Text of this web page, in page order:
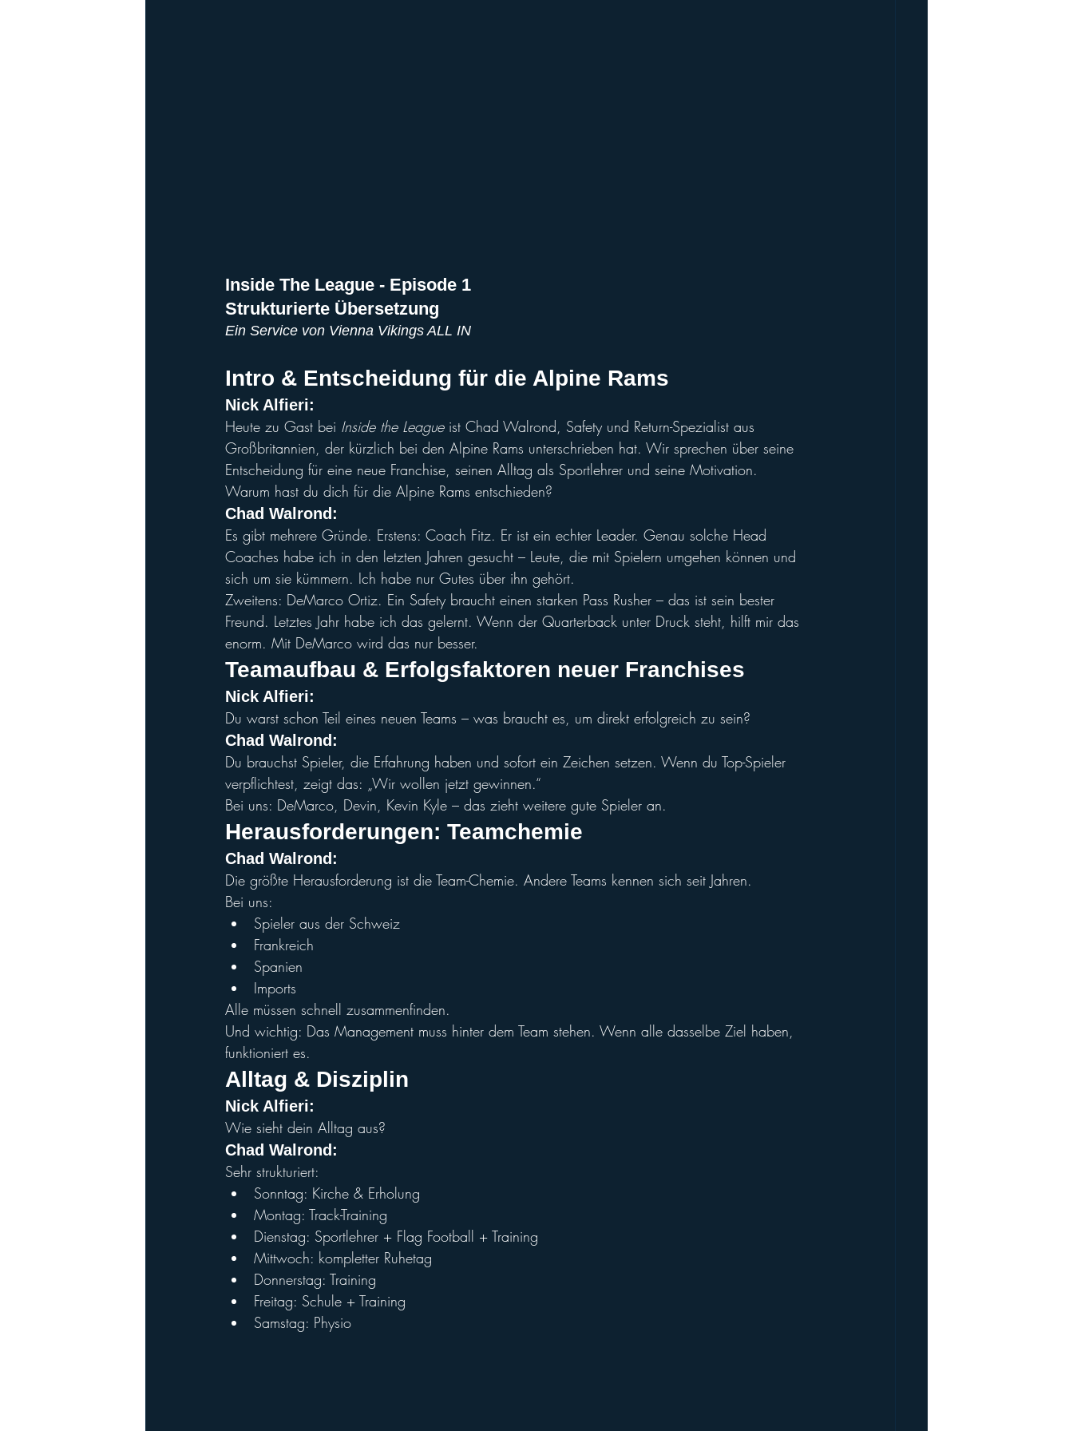
Inside The League - Episode 1
Strukturierte Übersetzung
Ein Service von Vienna Vikings ALL IN
Intro & Entscheidung für die Alpine Rams
Nick Alfieri:
Heute zu Gast bei Inside the League ist Chad Walrond, Safety und Return-Spezialist aus
Großbritannien, der kürzlich bei den Alpine Rams unterschrieben hat. Wir sprechen über seine
Entscheidung für eine neue Franchise, seinen Alltag als Sportlehrer und seine Motivation.
Warum hast du dich für die Alpine Rams entschieden?
Chad Walrond:
Es gibt mehrere Gründe. Erstens: Coach Fitz. Er ist ein echter Leader. Genau solche Head
Coaches habe ich in den letzten Jahren gesucht – Leute, die mit Spielern umgehen können und
sich um sie kümmern. Ich habe nur Gutes über ihn gehört.
Zweitens: DeMarco Ortiz. Ein Safety braucht einen starken Pass Rusher – das ist sein bester
Freund. Letztes Jahr habe ich das gelernt. Wenn der Quarterback unter Druck steht, hilft mir das
enorm. Mit DeMarco wird das nur besser.
Teamaufbau & Erfolgsfaktoren neuer Franchises
Nick Alfieri:
Du warst schon Teil eines neuen Teams – was braucht es, um direkt erfolgreich zu sein?
Chad Walrond :
Du brauchst Spieler, die Erfahrung haben und sofort ein Zeichen setzen. Wenn du Top-Spieler
verpflichtest, zeigt das: „Wir wollen jetzt gewinnen.“
Bei uns: DeMarco, Devin, Kevin Kyle – das zieht weitere gute Spieler an.
Herausforderungen: Teamchemie
Chad Walrond:
Die größte Herausforderung ist die Team-Chemie. Andere Teams kennen sich seit Jahren.
Bei uns:
Spieler aus der Schweiz
Frankreich
Spanien
Imports
Alle müssen schnell zusammenfinden.
Und wichtig: Das Management muss hinter dem Team stehen. Wenn alle dasselbe Ziel haben,
funktioniert es.
Alltag & Disziplin
Nick Alfieri:
Wie sieht dein Alltag aus?
Chad Walrond:
Sehr strukturiert:
Sonntag: Kirche & Erholung
Montag: Track-Training
Dienstag: Sportlehrer + Flag Football + Training
Mittwoch: kompletter Ruhetag
Donnerstag: Training
Freitag: Schule + Training
Samstag: Physio